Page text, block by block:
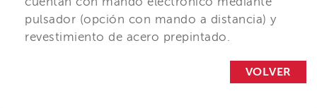
pulsador (opción con mando a distancia) y
revestimiento de acero prepintado.
VOLVER